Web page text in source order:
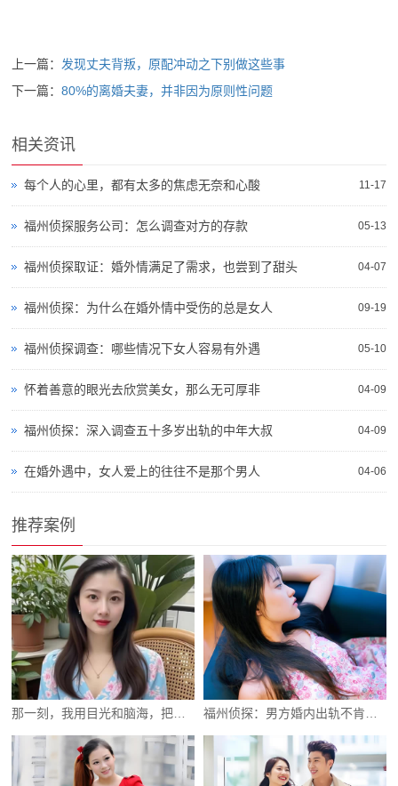
上一篇：发现丈夫背叛，原配冲动之下别做这些事
下一篇：80%的离婚夫妻，并非因为原则性问题
相关资讯
11-17
每个人的心里，都有太多的焦虑无奈和心酸
05-13
福州侦探服务公司：怎么调查对方的存款
04-07
福州侦探取证：婚外情满足了需求，也尝到了甜头
09-19
福州侦探：为什么在婚外情中受伤的总是女人
05-10
福州侦探调查：哪些情况下女人容易有外遇
04-09
怀着善意的眼光去欣赏美女，那么无可厚非
04-09
福州侦探：深入调查五十多岁出轨的中年大叔
04-06
在婚外遇中，女人爱上的往往不是那个男人
推荐案例